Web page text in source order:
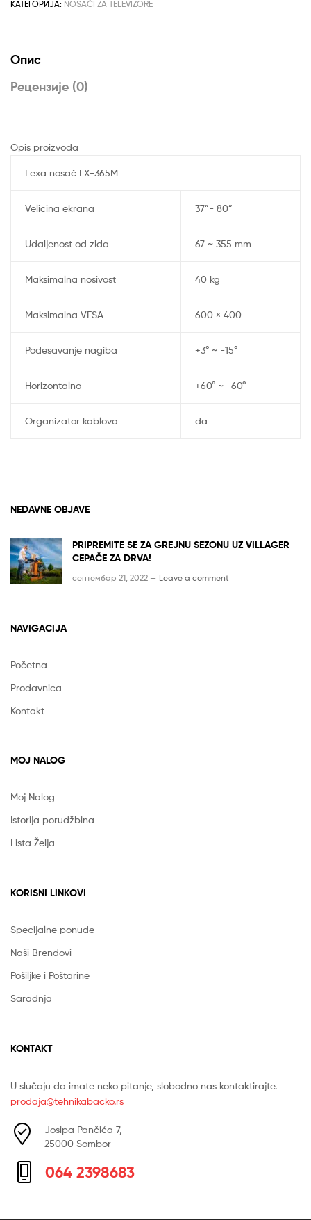
КАТЕГОРИЈА: NOSAČI ZA TELEVIZORE
Опис
Рецензије (0)
Opis proizvoda
Lexa nosač LX-365M
Velicina ekrana 37”- 80”
Udaljenost od zida 67 ~ 355 mm
Maksimalna nosivost 40 kg
Maksimalna VESA 600 × 400
Podesavanje nagiba +3° ~ -15°
Horizontalno +60° ~ -60°
Organizator kablova da
NEDAVNE OBJAVE
PRIPREMITE SE ZA GREJNU SEZONU UZ VILLAGER
CEPAČE ZA DRVA!
септембар 21, 2022 — Leave a comment
NAVIGACIJA
Početna
Prodavnica
Kontakt
MOJ NALOG
Moj Nalog
Istorija porudžbina
Lista Želja
KORISNI LINKOVI
Specijalne ponude
Naši Brendovi
Pošiljke i Poštarine
Saradnja
KONTAKT
U slučaju da imate neko pitanje, slobodno nas kontaktirajte.
prodaja@tehnikabacko.rs
Josipa Pančića 7,
25000 Sombor
064 2398683